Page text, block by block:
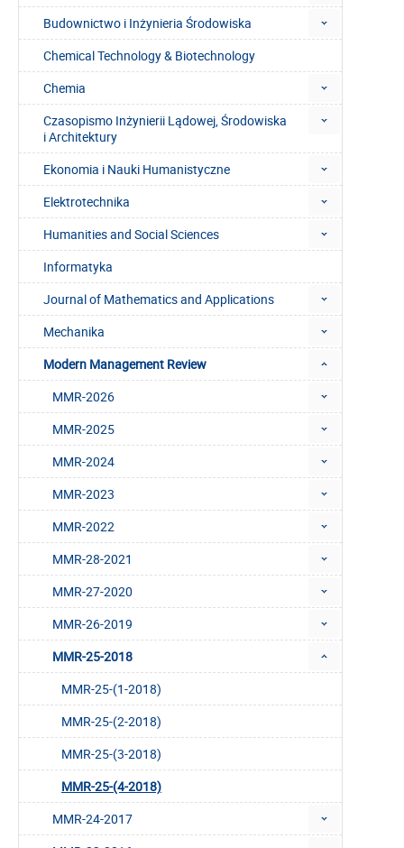
Budownictwo i Inżynieria Środowiska
Chemical Technology & Biotechnology
Chemia
Czasopismo Inżynierii Lądowej, Środowiska
i Architektury
Ekonomia i Nauki Humanistyczne
Elektrotechnika
Humanities and Social Sciences
Informatyka
Journal of Mathematics and Applications
Mechanika
Modern Management Review
MMR-2026
MMR-2025
MMR-2024
MMR-2023
MMR-2022
MMR-28-2021
MMR-27-2020
MMR-26-2019
MMR-25-2018
MMR-25-(1-2018)
MMR-25-(2-2018)
MMR-25-(3-2018)
MMR-25-(4-2018)
MMR-24-2017